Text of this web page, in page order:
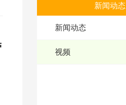
新闻动态
新闻动态
视频